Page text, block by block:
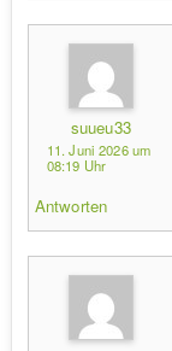
suueu33
11. Juni 2026 um
08:19 Uhr
Antworten